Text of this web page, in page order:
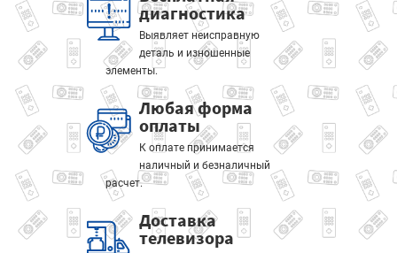
диагностика
Выявляет неисправную
деталь и изношенные
элементы.
Любая форма
оплаты
К оплате принимается
наличный и безналичный
расчет.
Доставка
телевизора